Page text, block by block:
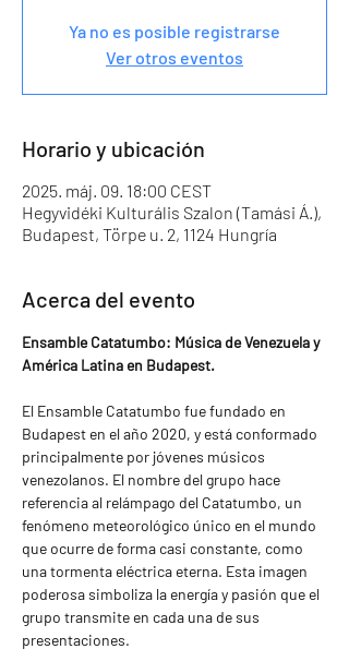
Ya no es posible registrarse
Ver otros eventos
Horario y ubicación
2025. máj. 09. 18:00 CEST
Hegyvidéki Kulturális Szalon (Tamási Á.),
Budapest, Törpe u. 2, 1124 Hungría
Acerca del evento
Ensamble Catatumbo: Música de Venezuela y
América Latina en Budapest.
El Ensamble Catatumbo fue fundado en
Budapest en el año 2020, y está conformado
principalmente por jóvenes músicos
venezolanos. El nombre del grupo hace
referencia al relámpago del Catatumbo, un
fenómeno meteorológico único en el mundo
que ocurre de forma casi constante, como
una tormenta eléctrica eterna. Esta imagen
poderosa simboliza la energía y pasión que el
grupo transmite en cada una de sus
presentaciones.